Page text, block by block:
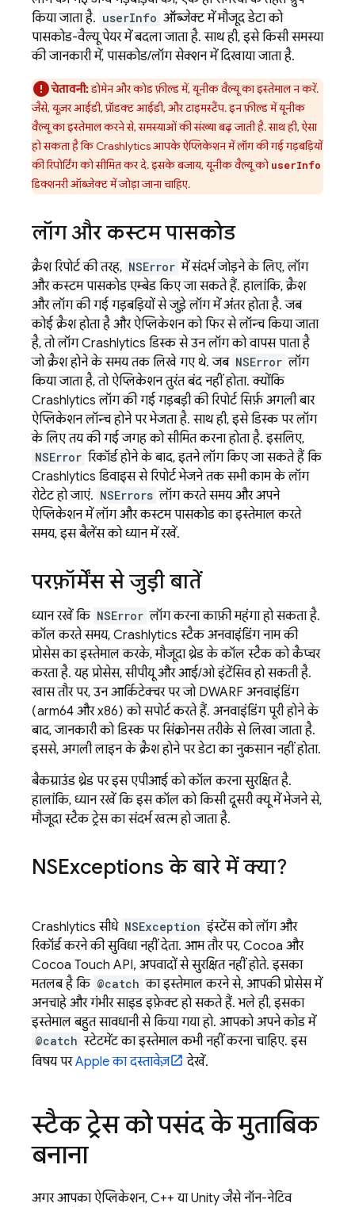
किया जाता है. userInfo ऑब्जेक्ट में मौजूद डेटा को
पासकोड-वैल्यू पेयर में बदला जाता है. साथ ही, इसे किसी समस्या
की जानकारी में, पासकोड/लॉग सेक्शन में दिखाया जाता है.
चेतावनी:डोमेन और कोड फ़ील्ड में, यूनीक वैल्यू का इस्तेमाल न करें.
जैसे, यूज़र आईडी, प्रॉडक्ट आईडी, और टाइमस्टैंप. इन फ़ील्ड में यूनीक
वैल्यू का इस्तेमाल करने से, समस्याओं की संख्या बढ़ जाती है. साथ ही, ऐसा
हो सकता है किCrashlyticsआपके ऐप्लिकेशन में लॉग की गई गड़बड़ियों
की रिपोर्टिंग को सीमित कर दे. इसके बजाय, यूनीक वैल्यू कोuserInfo
डिक्शनरी ऑब्जेक्ट में जोड़ा जाना चाहिए.
लॉग और कस्टम पासकोड
क्रैश रिपोर्ट की तरह, NSError में संदर्भ जोड़ने के लिए, लॉग
और कस्टम पासकोड एम्बेड किए जा सकते हैं. हालांकि, क्रैश
और लॉग की गई गड़बड़ियों से जुड़े लॉग में अंतर होता है. जब
कोई क्रैश होता है और ऐप्लिकेशन को फिर से लॉन्च किया जाता
है, तो लॉगCrashlytics डिस्क से उन लॉग को वापस पाता है
जो क्रैश होने के समय तक लिखे गए थे. जब NSError लॉग
किया जाता है, तो ऐप्लिकेशन तुरंत बंद नहीं होता. क्योंकि
Crashlytics लॉग की गई गड़बड़ी की रिपोर्ट सिर्फ़ अगली बार
ऐप्लिकेशन लॉन्च होने पर भेजता है. साथ ही, इसे डिस्क पर लॉग
के लिए तय की गई जगह को सीमित करना होता है. इसलिए,
NSError रिकॉर्ड होने के बाद, इतने लॉग किए जा सकते हैं कि
Crashlytics डिवाइस से रिपोर्ट भेजने तक सभी काम के लॉग
रोटेट हो जाएं. NSErrors लॉग करते समय और अपने
ऐप्लिकेशन में लॉग और कस्टम पासकोड का इस्तेमाल करते
समय, इस बैलेंस को ध्यान में रखें.
परफ़ॉर्मेंस से जुड़ी बातें
ध्यान रखें कि NSError लॉग करना काफ़ी महंगा हो सकता है.
कॉल करते समय, Crashlytics स्टैक अनवाइंडिंग नाम की
प्रोसेस का इस्तेमाल करके, मौजूदा थ्रेड के कॉल स्टैक को कैप्चर
करता है. यह प्रोसेस, सीपीयू और आई/ओ इंटेंसिव हो सकती है.
खास तौर पर, उन आर्किटेक्चर पर जो DWARF अनवाइंडिंग
(arm64 और x86) को सपोर्ट करते हैं. अनवाइंडिंग पूरी होने के
बाद, जानकारी को डिस्क पर सिंक्रोनस तरीके से लिखा जाता है.
इससे, अगली लाइन के क्रैश होने पर डेटा का नुकसान नहीं होता.
बैकग्राउंड थ्रेड पर इस एपीआई को कॉल करना सुरक्षित है.
हालांकि, ध्यान रखें कि इस कॉल को किसी दूसरी क्यू में भेजने से,
मौजूदा स्टैक ट्रेस का संदर्भ खत्म हो जाता है.
NSExceptions के बारे में क्या?
Crashlytics सीधे NSException इंस्टेंस को लॉग और
रिकॉर्ड करने की सुविधा नहीं देता. आम तौर पर, Cocoa और
Cocoa Touch API, अपवादों से सुरक्षित नहीं होते. इसका
मतलब है कि @catch का इस्तेमाल करने से, आपकी प्रोसेस में
अनचाहे और गंभीर साइड इफ़ेक्ट हो सकते हैं. भले ही, इसका
इस्तेमाल बहुत सावधानी से किया गया हो. आपको अपने कोड में
@catch स्टेटमेंट का इस्तेमाल कभी नहीं करना चाहिए. इस
विषय परApple का दस्तावेज़ देखें.
स्टैक ट्रेस को पसंद के मुताबिक
बनाना
अगर आपका ऐप्लिकेशन, C++ या Unity जैसे नॉन-नेटिव